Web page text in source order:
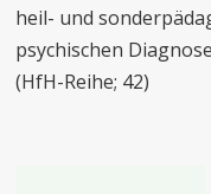
heil- und
psychischen
(HfH-Reihe; 42)